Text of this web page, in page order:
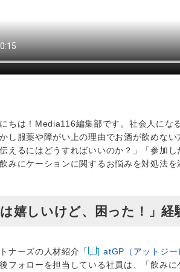
ちは！Media116編集部です。社会人にな
し服薬や障がい上の理由でお酒が飲めな
えるにはどうすればいいのか？」「参加
みにケーションに関するお悩みを対処法を
は嬉しいけど、困った！」
ナーズの人材紹介「 atGP（アットジー
フォローを担当している社員は、「飲み